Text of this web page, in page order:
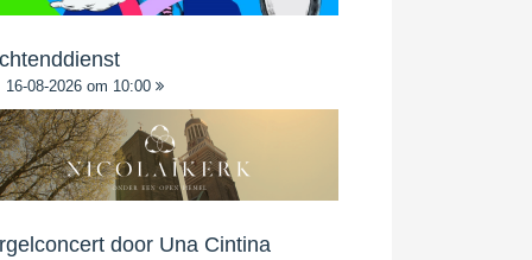
16-08-2026 om 10:00
door Una Cintina